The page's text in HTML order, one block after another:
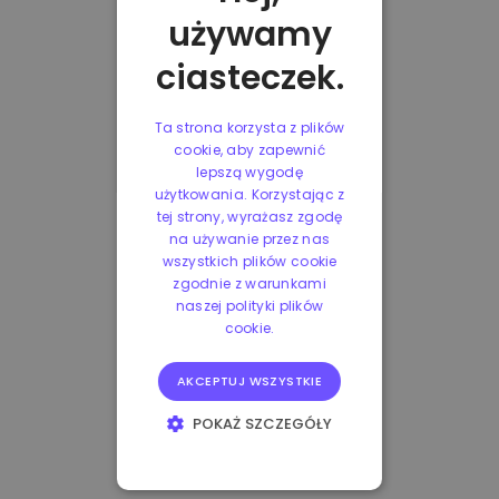
używamy
ciasteczek.
Ta strona korzysta z plików
cookie, aby zapewnić
lepszą wygodę
użytkowania. Korzystając z
tej strony, wyrażasz zgodę
na używanie przez nas
wszystkich plików cookie
zgodnie z warunkami
naszej polityki plików
cookie.
AKCEPTUJ WSZYSTKIE
POKAŻ SZCZEGÓŁY